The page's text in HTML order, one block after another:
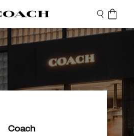
Coach